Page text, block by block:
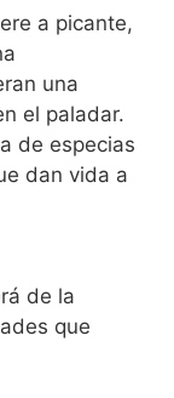
a picante,
una
el paladar.
de especias
dan vida a
de la
que